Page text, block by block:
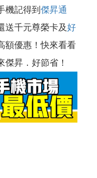
記得到 傑昇通
送千元尊榮卡及好
額優惠！快來看看
傑昇．好節省！